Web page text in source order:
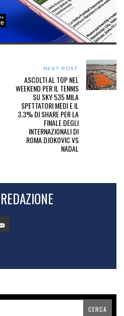
NEXT POST
ASCOLTI AL TOP NEL
WEEKEND PER IL TENNIS
SU SKY 535 MILA
SPETTATORI MEDI E IL
3,3% DI SHARE PER LA
FINALE DEGLI
INTERNAZIONALI DI
ROMA DJOKOVIC VS
NADAL
REDAZIONE